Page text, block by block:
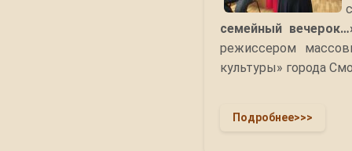
семейный
режиссером
культуры» города
Подробнее>>>